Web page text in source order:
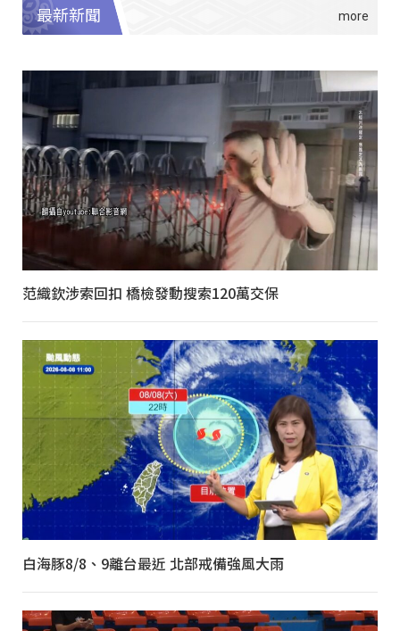
最新新聞
范織欽涉索回扣 橋檢發動搜索120萬交保
白海豚8/8、9離台最近 北部戒備強風大雨